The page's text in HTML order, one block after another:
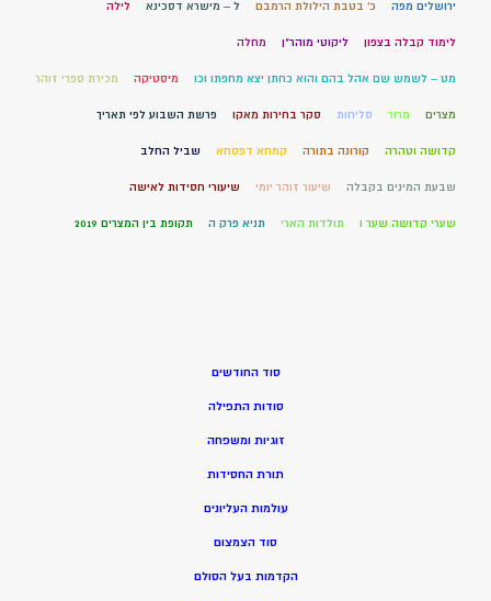
ירושלים מפה כ' בטבת הילולת הרמבם ל – מישרא דסכינא לילה
לימוד קבלה בצפון ליקוטי מוהר"ן מחלה
מט – לשמש שם אהל בהם והוא כחתן יצא מחפתו וכו מיסטיקה מכירת ספרי זוהר
מצרים מרור סליחות סקר בחירות מאקו פרשת השבוע לפי תאריך
קדושה וטהרה קורונה בתורה קמחא דפסחא שביל החלב
שבעת המינים בקבלה שיעור זוהר יומי שיעורי חסידות לאישה
שערי קדושה שער ו תולדות הארי תניא פרק ה תקופת בין המצרים 2019
סוד החודשים
סודות התפילה
זוגיות ומשפחה
תורת החסידות
עולמות העליונים
סוד הצמצום
הקדמות בעל הסולם